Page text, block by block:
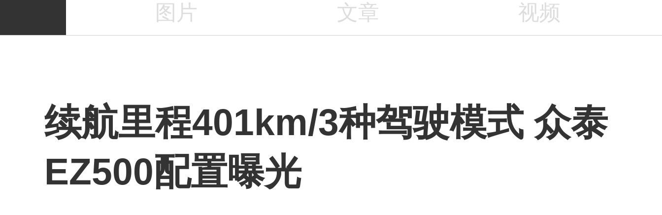
图片 文章 视频
续航里程401km/3种驾驶模式 众泰
EZ500配置曝光